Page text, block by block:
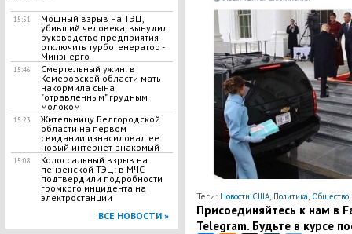
15:51
Мощный взрыв на ТЭЦ,
убивший человека, вынудил
руководство предприятия
отключить турбогенератор -
Минэнерго
15:46
Смертельный ужин: в
Кемеровской области мать
накормила сына
"отравленным" грудным
молоком
15:23
Жительницу Белгородской
области на первом
свидании изнасиловал ее
новый интернет-знакомый
15:08
Колоссальный взрыв на
пензенской ТЭЦ: в МЧС
подтвердили подробности
громкого инцидента на
электростанции
ВСЕ НОВОСТИ »
Теги: Новости США, Политика Общество,
Присоединяйтесь к нам в
Telegram. Будьте в курсе